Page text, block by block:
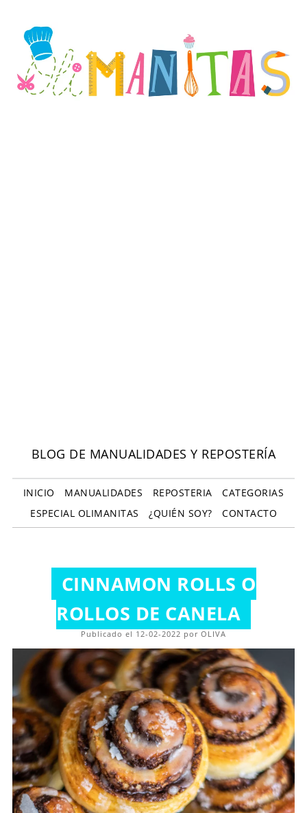
BLOG DE MANUALIDADES Y REPOSTERÍA
INICIO MANUALIDADES REPOSTERIA
CATEGORIAS
ESPECIAL OLIMANITAS
¿QUIÉN SOY? CONTACTO
CINNAMON ROLLS O
ROLLOS DE CANELA
Publicado el 12-02-2022 por OLIVA